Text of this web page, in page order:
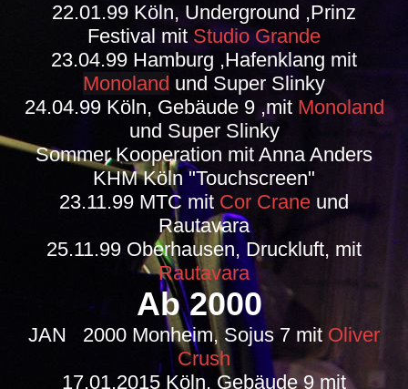
22.01.99 Köln, Underground ,Prinz
Festival mitStudio Grande
23.04.99 Hamburg ,Hafenklang mit
Monoland und Super Slinky
24.04.99 Köln, Gebäude 9 ,mit Monoland
und Super Slinky
Sommer Kooperation mit Anna Anders
KHM Köln "Touchscreen"
23.11.99 MTC mit Cor Crane und
Rautavara
25.11.99 Oberhausen, Druckluft, mit
Rautavara
Ab 2000
JAN 2000 Monheim, Sojus 7 mit Oliver
Crush
17.01.2015 Köln, Gebäude 9 mit